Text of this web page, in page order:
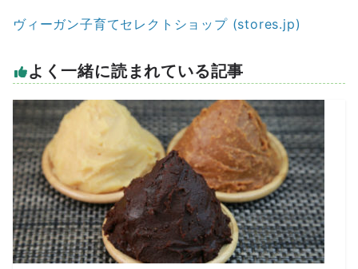
ヴィーガン子育てセレクトショップ (stores.jp)
よく一緒に読まれている記事